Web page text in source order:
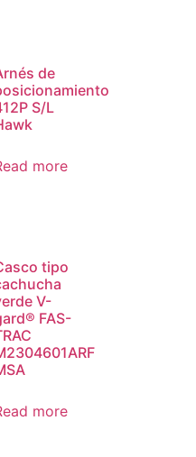
de
S/L
more
tipo
V-
FAS-
more